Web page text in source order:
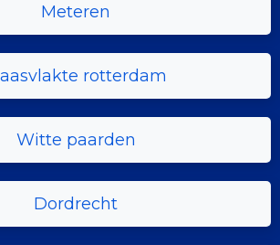
Meteren
rotterdam
Witte paarden
Dordrecht